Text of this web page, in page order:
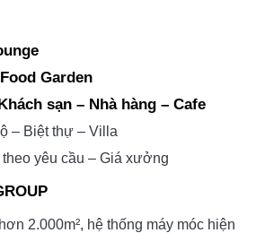
Garden
sạn – Nhà hàng – Cafe
– Biệt thự – Villa
yêu cầu – Giá xưởng
2.000m², hệ thống máy móc hiện